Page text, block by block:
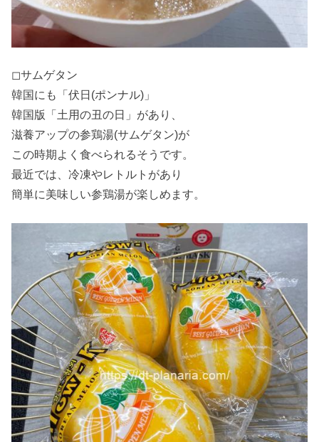
◻︎サムゲタン
韓国にも「伏日(ポンナル)」
韓国版「土用の丑の日」があり、
滋養アップの参鶏湯(サムゲタン)が
この時期よく食べられるそうです。
最近では、冷凍やレトルトがあり
簡単に美味しい参鶏湯が楽しめます。